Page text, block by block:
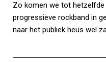
Zo komen we tot hetzelfde
progressieve rockband in
naar het publiek heus wel